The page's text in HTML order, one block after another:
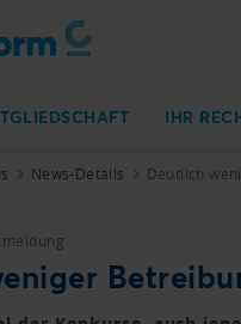
IHR
News-Details Deutlich